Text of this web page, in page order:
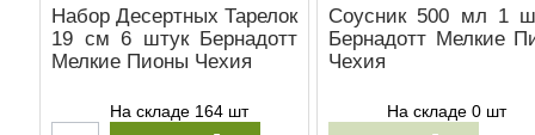
Набор Десертных Тарелок
19 см 6 штук Бернадотт
Мелкие Пионы Чехия
На складе 164 шт
Соусник 500 мл 1
Бернадотт Мелкие
Чехия
На складе 0 шт